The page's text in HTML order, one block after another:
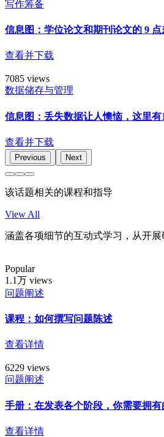
写作筹备
信息图：学位论文和期刊论文的 9 点
查看并下载
7085 views
数据储存与管理
信息图：丢失数据让人懊恼，这里
查看并下载
Previous Next
该话题相关的课程和指导
View All
涵盖各项细节的互动式学习，从开
Popular
1.1万 views
问题阐述
课程：如何撰写问题陈述
查看详情
6229 views
问题阐述
手册：在发表各个阶段，你需要拥有
查看详情